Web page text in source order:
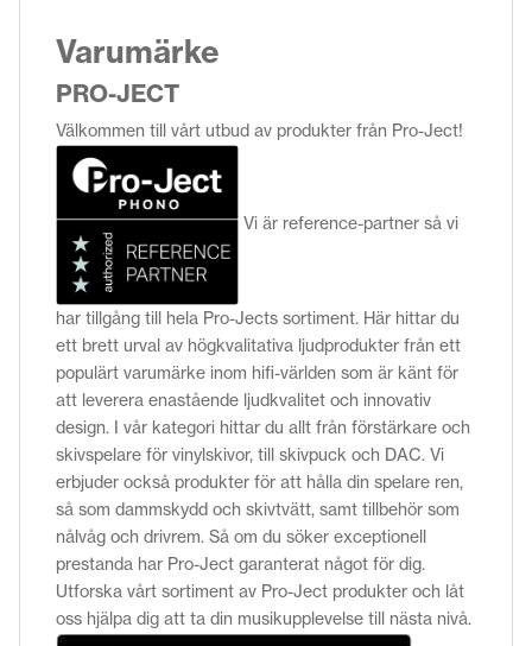
Varumärke
PRO-JECT
Välkommen till vårt utbud av produkter från Pro-Ject!
Vi är reference-partner så vi
har tillgång till hela Pro-Jects sortiment. Här hittar du
ett brett urval av högkvalitativa ljudprodukter från ett
populärt varumärke inom hifi-världen som är känt för
att leverera enastående ljudkvalitet och innovativ
design. I vår kategori hittar du allt från förstärkare och
skivspelare för vinylskivor, till skivpuck och DAC. Vi
erbjuder också produkter för att hålla din spelare ren,
så som dammskydd och skivtvätt, samt tillbehör som
nålvåg och drivrem. Så om du söker exceptionell
prestanda har Pro-Ject garanterat något för dig.
Utforska vårt sortiment av Pro-Ject produkter och låt
oss hjälpa dig att ta din musikupplevelse till nästa nivå.